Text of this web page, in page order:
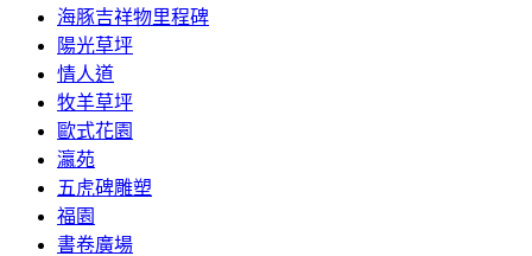
海豚吉祥物里程碑
陽光草坪
情人道
牧羊草坪
歐式花園
瀛苑
五虎碑雕塑
福園
書卷廣場